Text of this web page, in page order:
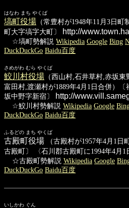
はなわ まち やくば
塙町役場 （常豊村が1948年11月3日
町大字塙字大町〕
http://
☆塙町勢解説 Wikipedia Google Bing
DuckDuckGo Baidu百度
さめがわ むら やくば
鮫川村役場 （西山村,石井草村,赤坂
富田村,渡瀬村が1889年4月1日合併）
坂中野字新宿〕
http://
☆鮫川村勢解説 Wikipedia Google
DuckDuckGo Baidu百度
ふるどの まち やくば
古殿町役場 （古殿村が1957年4月1
古殿町〕 〈石川郡古殿町に1994年4月1
☆古殿町勢解説 Wikipedia Google
DuckDuckGo Baidu百度
いしかわ ぐん